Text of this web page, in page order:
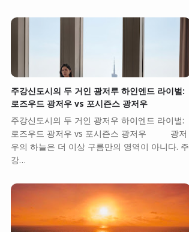
주강신도시의 두 거인 광저루 하인엔드 라이벌:
로즈우드 광저우 vs 포시즌스 광저우
주강신도시의 두 거인 광저우 하이엔드 라이벌:
로즈우드 광저우 vs 포시즌스 광저우 광저
우의 하늘은 더 이상 구름만의 영역이 아니다. 주
강…